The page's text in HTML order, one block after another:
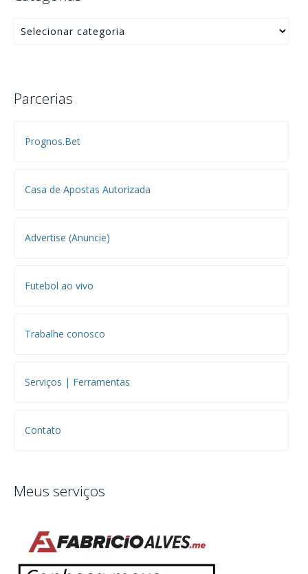
Parcerias
Prognos.Bet
Casa de Apostas Autorizada
Advertise (Anuncie)
Futebol ao vivo
Trabalhe conosco
Serviços | Ferramentas
Contato
Meus serviços